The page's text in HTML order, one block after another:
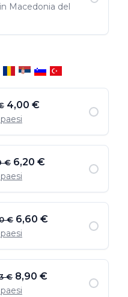
Macedonia del
4,00 €
€ 6,20 €
€ 6,60 €
€ 8,90 €